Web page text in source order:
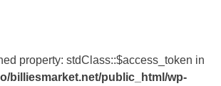
property: stdClass::$access_token in
billiesmarket.net/public_html/wp-